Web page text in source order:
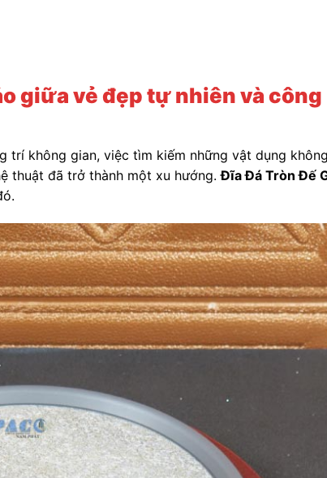
giữa vẻ đẹp tự nhiên và công
trí không gian, việc tìm kiếm những vật dụng
thuật đã trở thành một xu hướng.Đĩa Đá Tròn Đế